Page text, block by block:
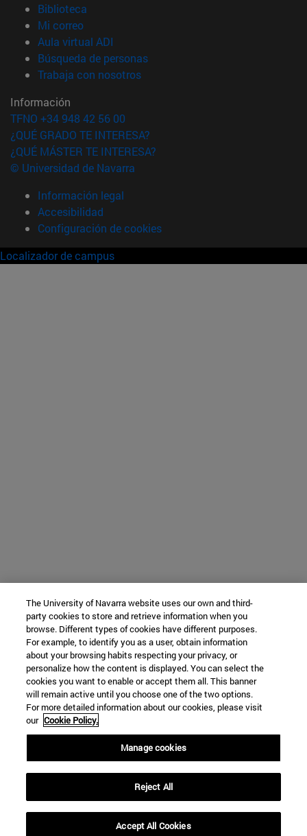
Biblioteca
Mi correo(abre en nueva ventana)
Aula virtual ADI
Búsqueda de personas(abre en nueva ventana)
Trabaja con nosotros(abre en nueva ventana)
Información
TFNO +34 948 42 56 00
¿QUÉ GRADO TE INTERESA?
¿QUÉ MÁSTER TE INTERESA?
© Universidad de Navarra
Información legal
Accesibilidad
Configuración de cookies
Localizador de campus
The University of Navarra website uses our own and third-
party cookies to store and retrieve information when you
browse. Different types of cookies have different purposes.
For example, to identify you as a user, obtain information
about your browsing habits respecting your privacy, or
personalize how the content is displayed. You can select the
cookies you want to enable or accept them all. This banner
will remain active until you choose one of the two options.
For more detailed information about our cookies, please visit
our Cookie Policy.
Manage cookies
Reject All
Accept All Cookies